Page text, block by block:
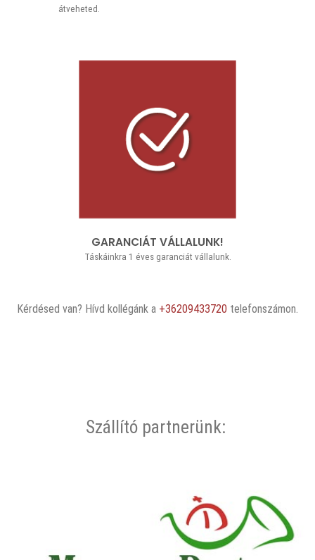
átveheted.
GARANCIÁT VÁLLALUNK!
Táskáinkra 1 éves garanciát vállalunk.
Kérdésed van? Hívd kollégánk a +36209433720 telefonszámon.
Szállító partnerünk: